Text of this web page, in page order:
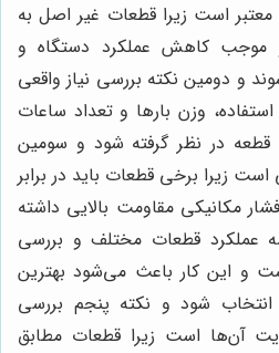
معتبر است زیرا قطعات غیر اصل به
کاهش عملکرد دستگاه و
و دومین نکته بررسی نیاز واقعی
استفاده، وزن بارها و تعداد ساعات
قطعه در نظر گرفته شود و سومین
زیرا برخی قطعات باید در برابر
مکانیکی مقاومت بالایی داشته
عملکرد قطعات مختلف و بررسی
و این کار باعث می‌شود بهترین
انتخاب شود و نکته پنجم بررسی
آن‌ها است زیرا قطعات مطابق